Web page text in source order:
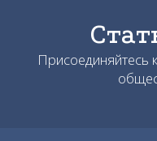
Присоединяйтесь